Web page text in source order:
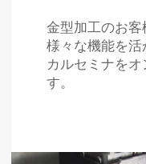
金型加工のお客
様々な機能を
カルセミナを
す。